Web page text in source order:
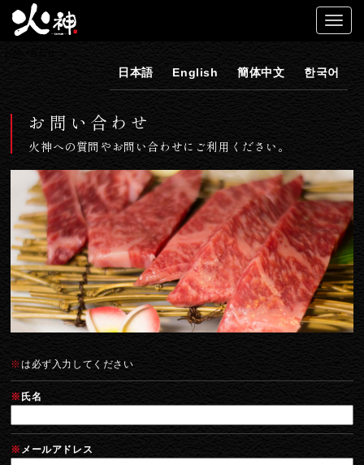
日本語 English 簡体中文 한국어
お問い合わせ
火神への質問やお問い合わせにご利用ください。
※は必ず入力してください
※ 氏名
※ メールアドレス